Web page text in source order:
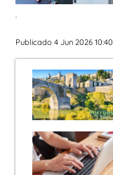
.
Publicado 4 Jun 2026 10:40